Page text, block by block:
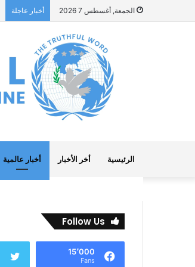
الجمعة, أغسطس 7 2026 أخبار عاجلة
الرئيسية أخر الأخبار أخبار عالمية
Follow Us
15٬000
Fans